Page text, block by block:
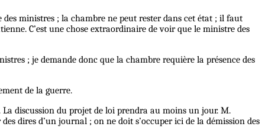
ministres ; la chambre ne peut rester dans cet état ; il faut
C’est une chose extraordinaire de voir que le ministre des
; je demande donc que la chambre requière la présence des
de la guerre.
discussion du projet de loi prendra au moins un jour. M.
dires d’un journal ; on ne doit s’occuper ici de la démission des